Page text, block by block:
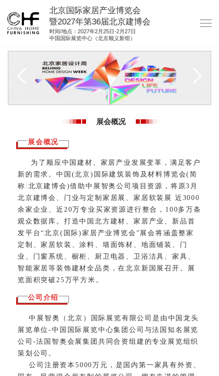
北京国际家居产业博览会
暨2027年第36届北京建博会
时间/地点：2027年2月25日-2月27日
中国国际展览中心（北京顺义新馆）
资料下载
集团展会
参展联络
展会概况
展会概况
为了顺应中国建材、家居产业发展变革，满足客户
新的需求。中国(北京)国际建筑装饰及材料博览会(简
称:北京建博会)借助中展智奥公司项目资源，将原3月
北京建博会、门业与定制家居展、家居软装展 近3000
余家企业、近20万专业买家资源进行整合，100多万条
观众数据库。打造中国北方建材、家居产业、新品首
发平台“北京(国际)家居产业博览会”展会将涵盖整家
定制、家居软装、涂料、墙面饰材、地面铺装、门
业、门窗系统、橱柜、厨卫电器、卫浴洁具、家具、
智能家居等装饰建材全品类，在北京新国展召开。展
览面积突破25万平方米 。
公司介绍
中展智奥（北京）国际展览有限公司是由中国龙头
展览单位-中国国际展览中心集团公司与法国知名展览
公司-法国智奥会展集团共同合资组建的专业展览组织
策划公司。
公司注册资本5000万元，是国内第一家具有外资、